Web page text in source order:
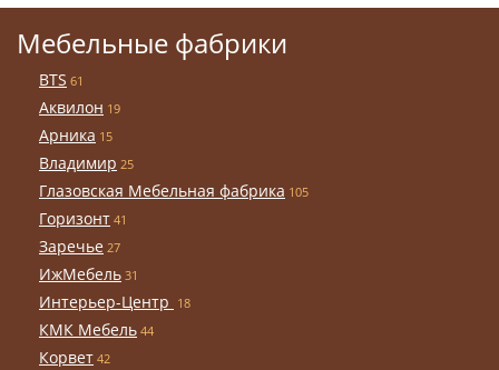
Мебельные фабрики
BTS 61
Аквилон 19
Арника 15
Владимир 25
Глазовская Мебельная фабрика 105
Горизонт 41
Заречье 27
ИжМебель 31
Интерьер-Центр 18
КМК Мебель 44
Корвет 42